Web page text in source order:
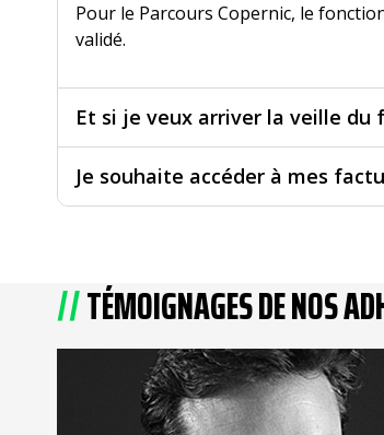
Pour le Parcours Copernic, le
validé.
Et si je veux arriver la veille du
Je souhaite accéder à mes
TÉMOIGNAGES DE NOS